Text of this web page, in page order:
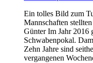
Ein tolles Bild zum
Mannschaften
Günter Im Jahr 2016
Schwabenpokal.
Zehn Jahre sind
vergangenen